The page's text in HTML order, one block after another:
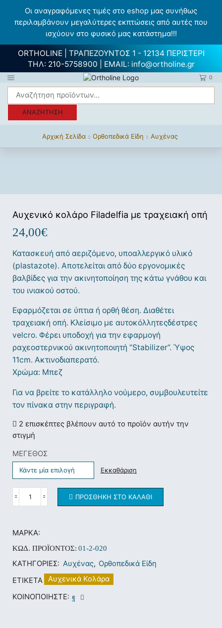
Οι αναγραφόμενες τιμές στο eshop μας συνήθως
περιλαμβάνουν μεγαλύτερες εκπτώσεις από αυτές που
ισχύουν στο φυσικό μας κατάστημα!!!
ORTHOLINE | ΤΡΑΠΕΖΟΥΝΤΟΣ 1 - 12134 ΠΕΡΙΣΤΕΡΙ
ΤΗΛ: 210-5758900 | EMAIL: info@ortholine.gr
0
ΑΝΑΖΉΤΗΣΗ
Αρχική Σελίδα Ορθοπεδικά Είδη Αυχένας
Αυχενικό κολάρο Filadelfia με τραχειακή οπή
24,00€
Κατασκευή από αεριζόμενο, υποαλλεργικό υλικό
(plastazote). Αποτελείται από δύο εργονομικές
βαλβίδες για την ακινητοποίηση της κάτω γνάθου και
του ινιακού οστού.
Εφαρμόζεται σε ύπτια ή ορθή θέση. Διαθέτει
τραχειακή οπή. Κλείσιμο με αυτοκόλλητεςδέστρες
velcro. Φέρει υποδοχή για την εφαρμογή
ραχεοστερνικού ακινητοποιητή “Stabilizer”. Ύψος
11cm. Ακτινοδιαπερατό.
Χρώμα: Μπεζ
Για να βρείτε το κατάλληλο νούμερο, συμβουλευτείτε
τον πίνακα στην περιγραφή.
2 επισκέπτες βλέπουν αυτό το προϊόν αυτήν την
στιγμή
ΜΕΓΕΘΟΣ
Εκκαθάριση
ΠΡΟΣΘΉΚΗ ΣΤΟ ΚΑΛΆΘΙ
ΜΆΡΚΑ:
ΚΩΔ. ΠΡΟΪΌΝΤΟΣ: 01-2-020
ΚΑΤΗΓΟΡΊΕΣ: Αυχένας, Ορθοπεδικά Είδη
ΕΤΙΚΈΤΑ
Αυχενικά Κολάρα
ΚΟΙΝΟΠΟΙΉΣΤΕ: